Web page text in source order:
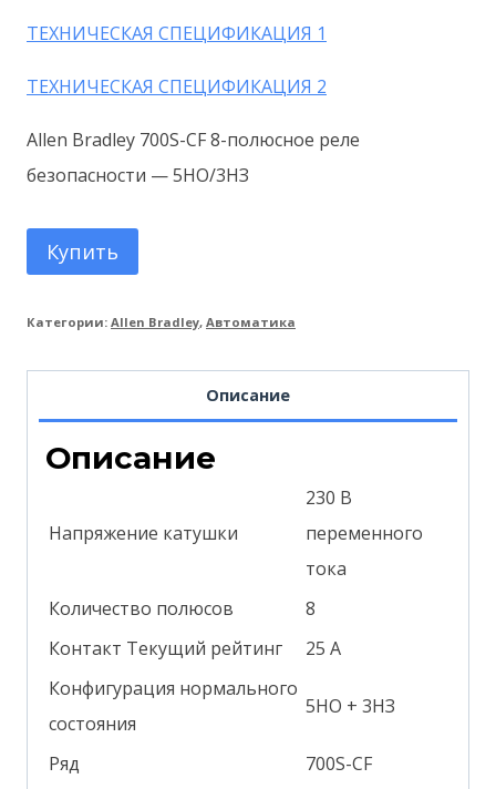
ТЕХНИЧЕСКАЯ СПЕЦИФИКАЦИЯ 1
ТЕХНИЧЕСКАЯ СПЕЦИФИКАЦИЯ 2
Allen Bradley 700S-CF 8-полюсное реле
безопасности — 5НО/3НЗ
Купить
Категории: Allen Bradley, Автоматика
Описание
Описание
Напряжение катушки
230 В
переменного
тока
Количество полюсов
8
Контакт Текущий рейтинг
25 А
Конфигурация нормального
состояния
5НО + 3НЗ
Ряд 700S-CF